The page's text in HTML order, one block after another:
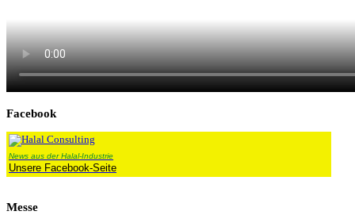
Facebook
News aus der Halal-Industrie
Unsere Facebook-Seite
Messe